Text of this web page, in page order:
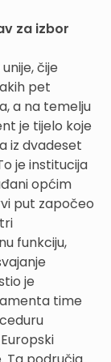
za izbor
čije
pet
a na temelju
je tijelo koje
iz dvadeset
je institucija
općim
put započeo
funkciju,
je
time